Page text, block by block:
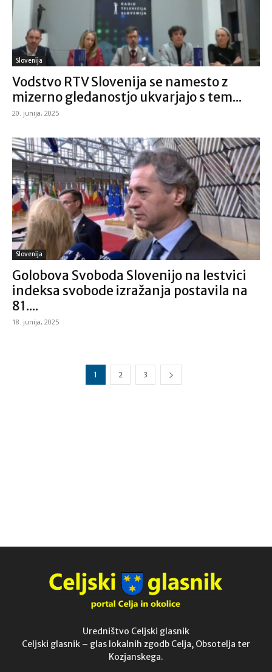
Slovenija
Vodstvo RTV Slovenija se namesto z
mizerno gledanostjo ukvarjajo s tem...
20. junija, 2025
Slovenija
Golobova Svoboda Slovenijo na lestvici
indeksa svobode izražanja postavila na
81....
18. junija, 2025
1 2 3
Uredništvo Celjski glasnik
Celjski glasnik – glas lokalnih zgodb Celja, Obsotelja ter
Kozjanskega.